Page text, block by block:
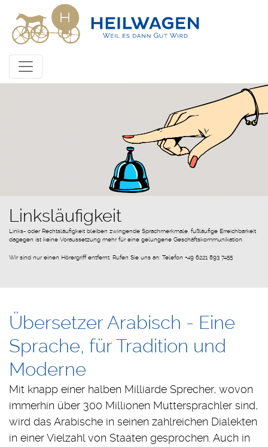
Linksläufigkeit
Links- oder Rechtsläufigkeit bleiben zwingende Sprachmerkmale, fußläufige Erreichbarkeit
dagegen ist keine Voraussetzung mehr für eine gelungene Geschäftskommunikation.
Wir sind nur einen Hörergriff entfernt. Rufen Sie uns an: Telefon +49 6221 893 7455
Übersetzer Arabisch - Eine
Sprache, für Tradition und
Moderne
Mit knapp einer halben Milliarde Sprecher, wovon
immerhin über 300 Millionen Muttersprachler sind,
wird das Arabische in seinen zahlreichen Dialekten
in einer Vielzahl von Staaten gesprochen. Auch in